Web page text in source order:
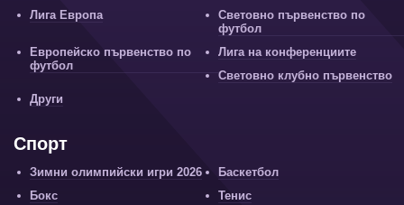
Лига Европа
Световно първенство по
футбол
Европейско първенство по
футбол
Лига на конференциите
Световно клубно първенство
Други
Спорт
Зимни олимпийски игри 2026
Баскетбол
Бокс
Тенис